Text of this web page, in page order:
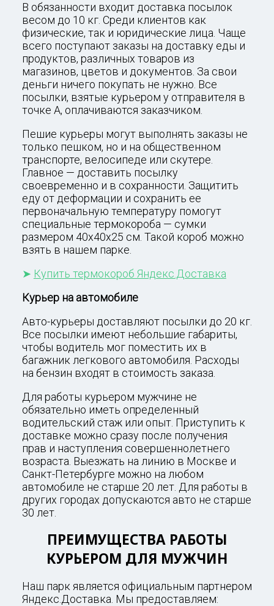
В обязанности входит доставка посылок
весом до 10 кг. Среди клиентов как
физические, так и юридические лица. Чаще
всего поступают заказы на доставку еды и
продуктов, различных товаров из
магазинов, цветов и документов. За свои
деньги ничего покупать не нужно. Все
посылки, взятые курьером у отправителя в
точке А, оплачиваются заказчиком.
Пешие курьеры могут выполнять заказы не
только пешком, но и на общественном
транспорте, велосипеде или скутере.
Главное — доставить посылку
своевременно и в сохранности. Защитить
еду от деформации и сохранить ее
первоначальную температуру помогут
специальные термокороба — сумки
размером 40x40x25 см. Такой короб можно
взять в нашем парке.
➤ Купить термокороб Яндекс.Доставка
Курьер на автомобиле
Авто-курьеры доставляют посылки до 20 кг.
Все посылки имеют небольшие габариты,
чтобы водитель мог поместить их в
багажник легкового автомобиля. Расходы
на бензин входят в стоимость заказа.
Для работы курьером мужчине не
обязательно иметь определенный
водительский стаж или опыт. Приступить к
доставке можно сразу после получения
прав и наступления совершеннолетнего
возраста. Выезжать на линию в Москве и
Санкт-Петербурге можно на любом
автомобиле не старше 20 лет. Для работы в
других городах допускаются авто не старше
30 лет.
ПРЕИМУЩЕСТВА РАБОТЫ
КУРЬЕРОМ ДЛЯ МУЖЧИН
Наш парк является официальным партнером
Яндекс.Доставка. Мы предоставляем: